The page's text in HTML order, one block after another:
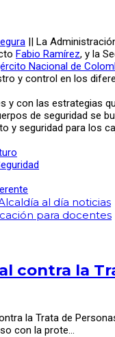
|| La
Fabio Ramírez, y la
Nacional de
y control en los
y con las estrategias
de seguridad se
y seguridad para los
al día noticias
para docentes
contra la
la Trata de
con la prote…